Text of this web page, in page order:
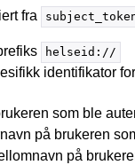
fra
helseid://
identifikator
som ble
på brukeren
på